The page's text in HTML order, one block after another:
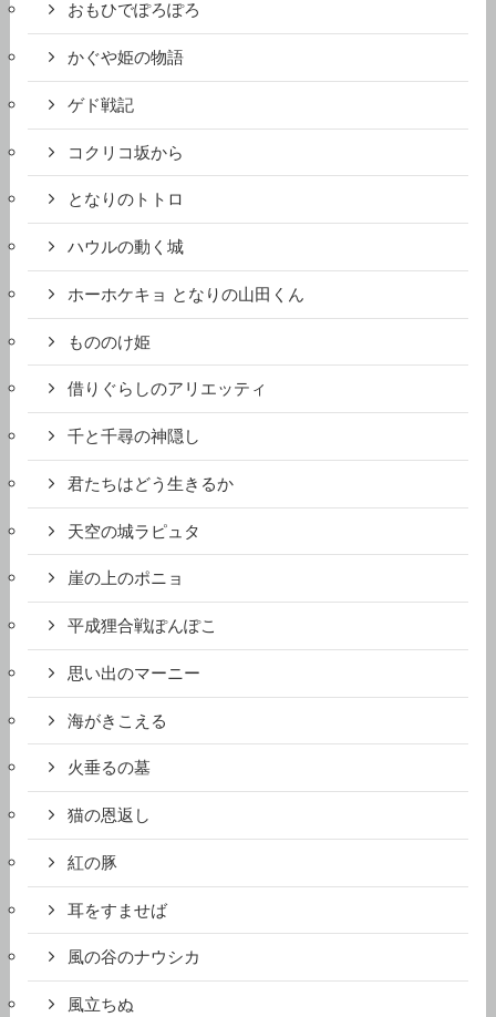
おもひでぽろぽろ
かぐや姫の物語
ゲド戦記
コクリコ坂から
となりのトトロ
ハウルの動く城
ホーホケキョ となりの山田くん
もののけ姫
借りぐらしのアリエッティ
千と千尋の神隠し
君たちはどう生きるか
天空の城ラピュタ
崖の上のポニョ
平成狸合戦ぽんぽこ
思い出のマーニー
海がきこえる
火垂るの墓
猫の恩返し
紅の豚
耳をすませば
風の谷のナウシカ
風立ちぬ